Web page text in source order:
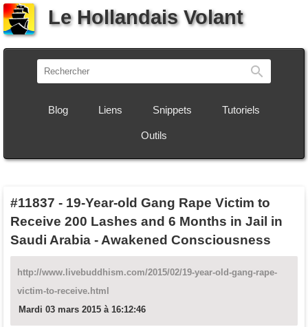
Le Hollandais Volant
Blog Liens Snippets Tutoriels
Outils
#11837 - 19-Year-old Gang Rape Victim to
Receive 200 Lashes and 6 Months in Jail in
Saudi Arabia - Awakened Consciousness
http://www.livebuddhism.com/2015/02/19-year-old-gang-rape-
victim-to-receive.html
Mardi 03 mars 2015 à 16:12:46